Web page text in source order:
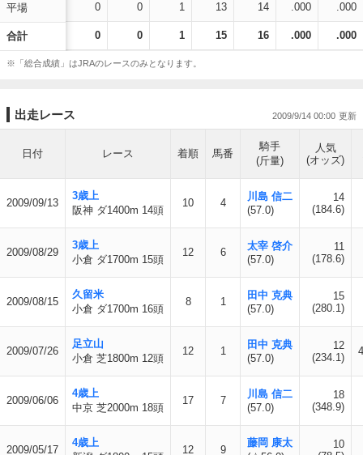
平場
合計
0 0 1 13 14 .000 .000
0 0 1 15 16 .000 .000
※「総合成績」はJRAのレースのみとなります。
出走レース 2009/9/14 00:00
日付 レース 着順 馬番
騎手
(斤量)
人気
(オッズ)
2009/09/13
3歳上
阪神 ダ1400m 14頭
10 4
川島 信二
(57.0)
14
(184.6)
2009/08/29
3歳上
小倉 ダ1700m 15頭
12 6
太宰 啓介
(57.0)
11
(178.6)
2009/08/15
久留米
小倉 ダ1700m 16頭
8 1
田中 克典
(57.0)
15
(280.1)
2009/07/26
足立山
小倉 芝1800m 12頭
12 1
田中 克典
(57.0)
12
(234.1)
2009/06/06
4歳上
中京 芝2000m 18頭
17 7
川島 信二
(57.0)
18
(348.9)
2009/05/17
4歳上
12 9
藤岡 康太
10